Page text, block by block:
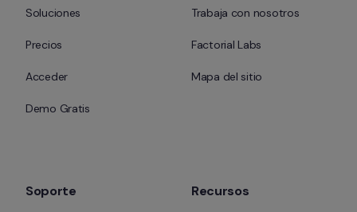
Soluciones
Precios
Acceder
Demo Gratis
Trabaja con nosotros
Factorial Labs
Mapa del sitio
Soporte Recursos